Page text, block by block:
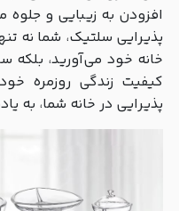
افزودن به زیبایی و
پذیرایی سلتیک، شما نه
خانه خود می‌آورید، بلکه
کیفیت زندگی روزمره
پذیرایی در خانه شما، به